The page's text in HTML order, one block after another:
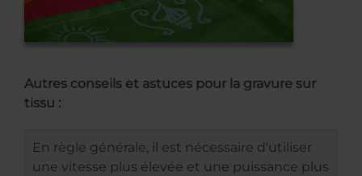
Autres conseils et astuces pour la gravure sur
tissu :
En règle générale, il est nécessaire d'utiliser
une vitesse plus élevée et une puissance plus